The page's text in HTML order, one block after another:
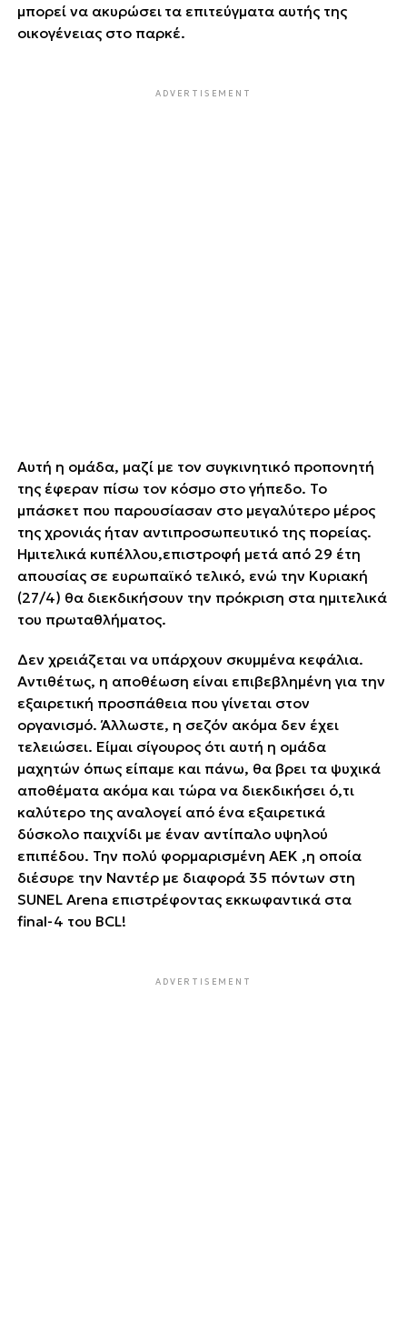
μπορεί να ΄΄ακυρώσει΄΄ τα επιτεύγματα αυτής της
οικογένειας στο παρκέ.
ADVERTISEMENT
Αυτή η ομάδα, μαζί με τον συγκινητικό προπονητή
της έφεραν πίσω τον κόσμο στο γήπεδο. Το
μπάσκετ που παρουσίασαν στο μεγαλύτερο μέρος
της χρονιάς ήταν αντιπροσωπευτικό της πορείας.
Ημιτελικά κυπέλλου,επιστροφή μετά από 29 έτη
απουσίας σε ευρωπαϊκό τελικό, ενώ την Κυριακή
(27/4) θα διεκδικήσουν την πρόκριση στα ημιτελικά
του πρωταθλήματος.
Δεν χρειάζεται να υπάρχουν σκυμμένα κεφάλια.
Αντιθέτως, η αποθέωση είναι επιβεβλημένη για την
εξαιρετική προσπάθεια που γίνεται στον
οργανισμό. Άλλωστε, η σεζόν ακόμα δεν έχει
τελειώσει. Είμαι σίγουρος ότι αυτή η ΄΄ομάδα
μαχητών΄΄ όπως είπαμε και πάνω, θα βρει τα ψυχικά
αποθέματα ακόμα και τώρα να διεκδικήσει ό,τι
καλύτερο της αναλογεί από ένα εξαιρετικά
δύσκολο παιχνίδι με έναν αντίπαλο υψηλού
επιπέδου. Την πολύ φορμαρισμένη ΑΕΚ ,η οποία
διέσυρε την Ναντέρ με διαφορά 35 πόντων στη
SUNEL Arena επιστρέφοντας εκκωφαντικά στα
final-4 του BCL!
ADVERTISEMENT